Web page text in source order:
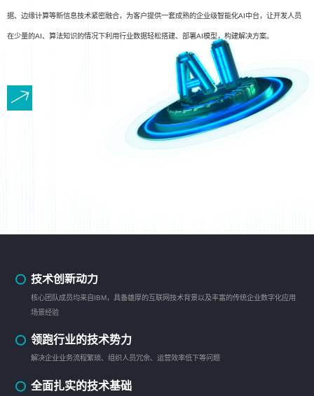
据、边缘计算等新信息技术紧密融合，为客户提供一套成熟的企业级智能化AI中台，让开发人员
在少量的AI、算法知识的情况下利用行业数据轻松搭建、部署AI模型，构建解决方案。
技术创新动力
核心团队成员均来自IBM，具备雄厚的互联网技术背景以及丰富的传统企业数字化应用
场景经验
领跑行业的技术势力
解决企业业务流程繁琐、组织人员冗余、运营效率低下等问题
全面扎实的技术基础